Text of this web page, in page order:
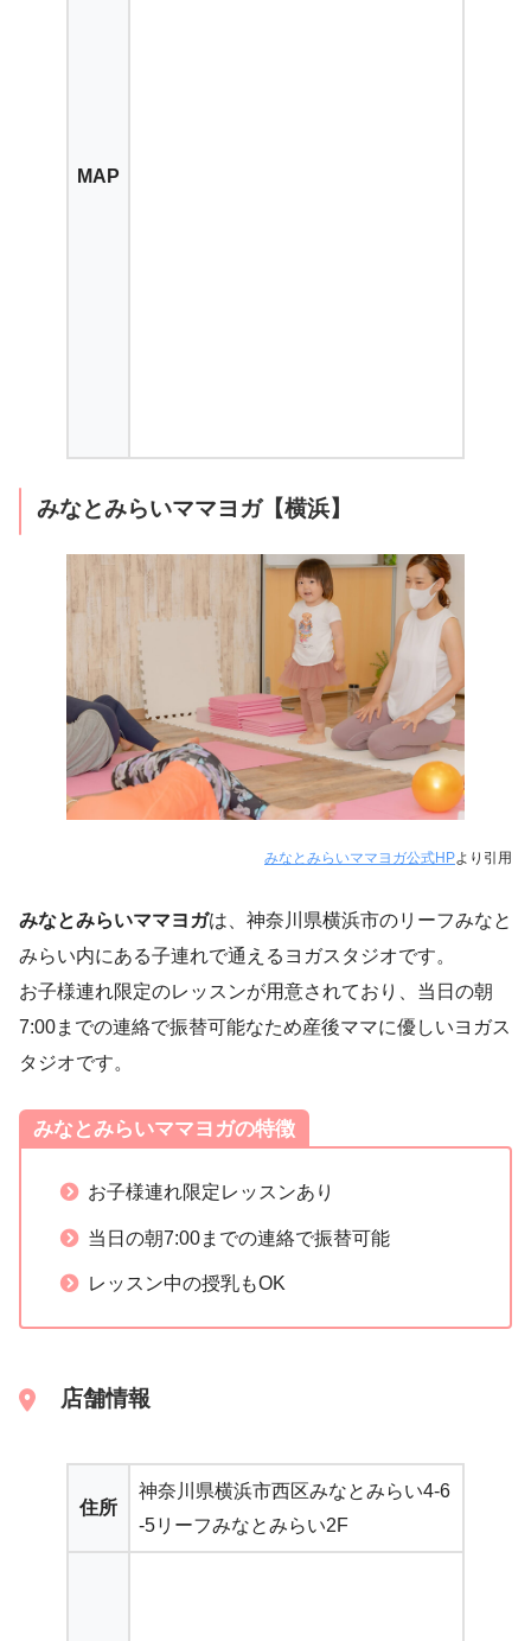
MAP
みなとみらいママヨガ【横浜】
みなとみらいママヨガ公式HPより引用
みなとみらいママヨガは、神奈川県横浜市のリーフみなと
みらい内にある子連れで通えるヨガスタジオです。
お子様連れ限定のレッスンが用意されており、当日の朝
7:00までの連絡で振替可能なため産後ママに優しいヨガス
タジオです。
みなとみらいママヨガの特徴
お子様連れ限定レッスンあり
当日の朝7:00までの連絡で振替可能
レッスン中の授乳もOK
店舗情報
住所
神奈川県横浜市西区みなとみらい4-6
-5リーフみなとみらい2F